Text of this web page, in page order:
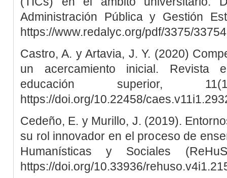
Administración Pública y Gestión
https://www.redalyc.org/pdf/3375/
Castro, A. y Artavia, J. Y. (2020)
un acercamiento inicial. Revista
educación superior,
https://doi.org/10.22458/
Cedeño, E. y Murillo, J. (2019).
su rol innovador en el proceso de
Humanísticas y Sociales
https://doi.org/10.33936/